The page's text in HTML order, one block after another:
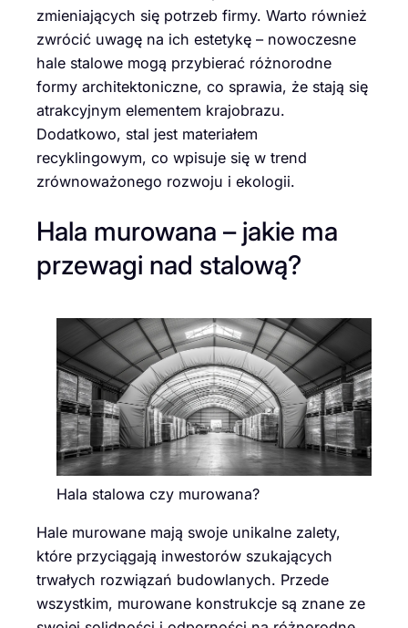
zmieniających się potrzeb firmy. Warto również
zwrócić uwagę na ich estetykę – nowoczesne
hale stalowe mogą przybierać różnorodne
formy architektoniczne, co sprawia, że stają się
atrakcyjnym elementem krajobrazu.
Dodatkowo, stal jest materiałem
recyklingowym, co wpisuje się w trend
zrównoważonego rozwoju i ekologii.
Hala murowana – jakie ma
przewagi nad stalową?
Hala stalowa czy murowana?
Hale murowane mają swoje unikalne zalety,
które przyciągają inwestorów szukających
trwałych rozwiązań budowlanych. Przede
wszystkim, murowane konstrukcje są znane ze